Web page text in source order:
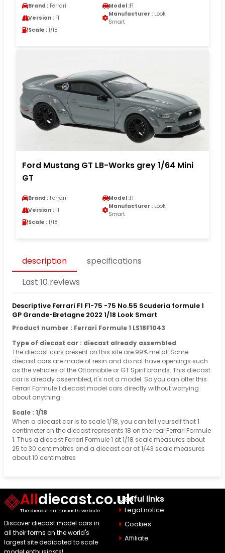
Brand : Ferrari Model :F1
Version : F1
Manufacturer : Look
Smart
Scale : 1/18
Ford Mustang GT LB-Works grey 1/64 Mini
GT
Brand : Ferrari Model :F1
Version : F1
Manufacturer : Look
Smart
Scale : 1/18
description
specifications
Last 10 reviews
Descriptive Ferrari F1 F1-75 -75 No.55 Scuderia formule 1
GP Grande-Bretagne 2022 1/18 Look Smart
Product number : Ferrari Formule 1 LS18F1043
Type of diecast car : diecast already assembled
The diecast cars present on this site are 99% metal. Some
diecast cars are made of resin and do not have openings such
as the vehicles of the Ottomobile or GT Spirit brands. This diecast
car is already assembled, it's not a model. So you can offer this
Ferrari Formule 1 diecast model cars directly without worrying
about anything.
Scale : 1/18
When a diecast car is to scale 1/18, you can tell yourself that 1
centimeter on the diecast represents 18 on the real Ferrari Formule
1. Thus a diecast Ferrari Formule 1 at 1/18 scale measures about
25 to 30 centimetres and a diecast car at 1/43 scale measures
about 10 centimetres
Alldiecast.co.uk
The diecast enthusiast's website
Discover diecast model cars in
all their forms on the world's
largest site dedicated to scale
Useful links
Legal notice
Cookies
Affiliate